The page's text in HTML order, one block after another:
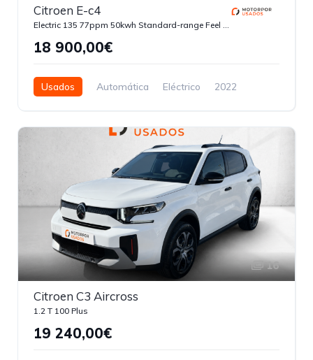
Citroen E-c4
18 900,00€
Usados Automática Eléctrico
2022
16
Citroen C3 Aircross
1.2 T 100 Plus
19 240,00€